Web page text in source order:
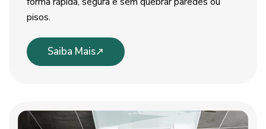
pisos.
Saiba Mais